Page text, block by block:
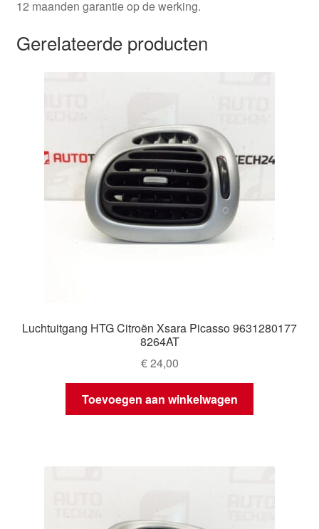
12 maanden garantie op de werking.
Gerelateerde producten
Luchtuitgang HTG Citroën Xsara Picasso 9631280177
8264AT
€24,00
Toevoegen aan winkelwagen